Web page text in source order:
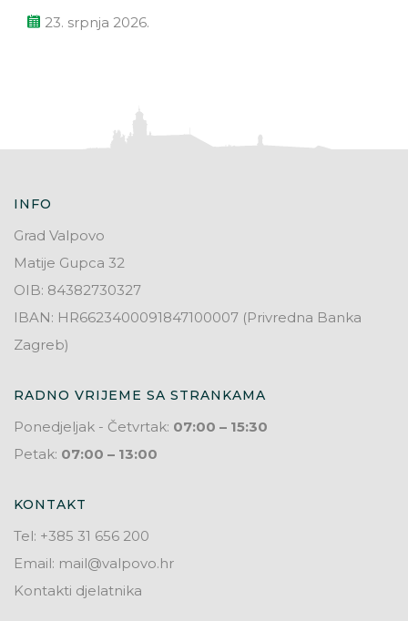
23. srpnja 2026.
INFO
Grad Valpovo
Matije Gupca 32
OIB: 84382730327
IBAN: HR6623400091847100007 (Privredna Banka
Zagreb)
RADNO VRIJEME SA STRANKAMA
Ponedjeljak - Četvrtak: 07:00 – 15:30
Petak: 07:00 – 13:00
KONTAKT
Tel: +385 31 656 200
Email: mail@valpovo.hr
Kontakti djelatnika